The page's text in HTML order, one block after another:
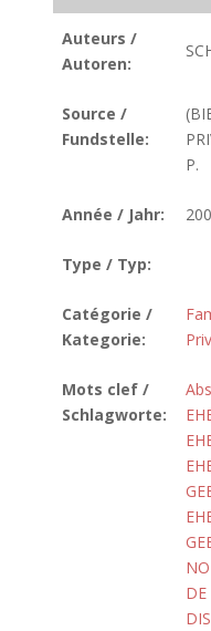
Auteurs /
Autoren:
Source /
Fundstelle:
P.
Année / Jahr:
Type / Typ:
Catégorie /
Kategorie:
Mots clef /
Schlagworte:
DE